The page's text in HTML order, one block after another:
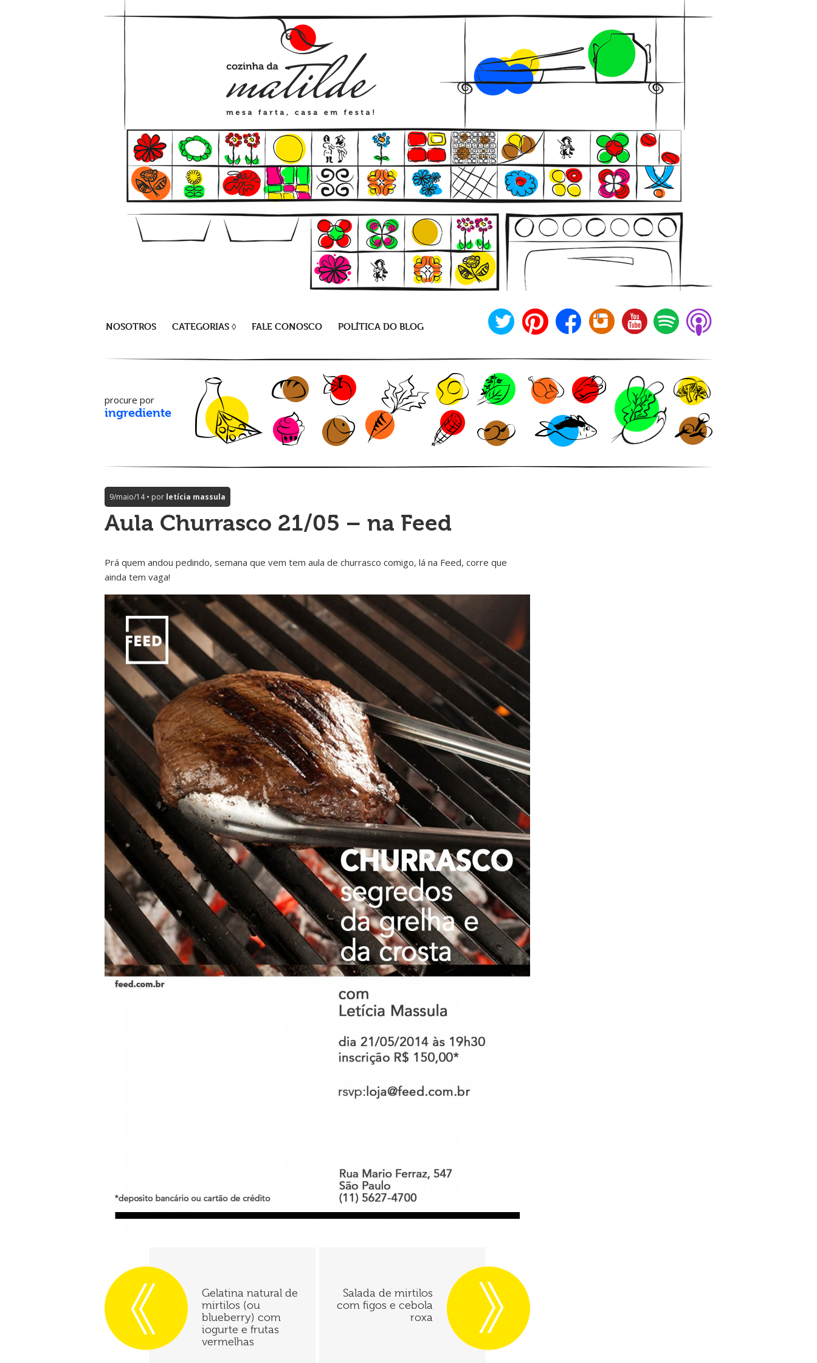
NOSOTROS CATEGORIAS ◊ FALE CONOSCO POLÍTICA DO BLOG
procure por
ingrediente
9/maio/14 • por letícia massula
Aula Churrasco 21/05 – na Feed
Prá quem andou pedindo, semana que vem tem aula de churrasco comigo, lá na Feed, corre que
ainda tem vaga!
Gelatina natural de
mirtilos (ou
blueberry) com
iogurte e frutas
vermelhas
Salada de mirtilos
com figos e cebola
roxa